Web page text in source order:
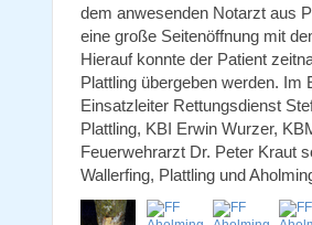
dem anwesenden Notarzt aus
eine große Seitenöffnung mit
Hierauf konnte der Patient
Plattling übergeben werden.
Einsatzleiter Rettungsdienst
Plattling, KBI Erwin Wurzer,
Feuerwehrarzt Dr. Peter Kraut
Wallerfing, Plattling und